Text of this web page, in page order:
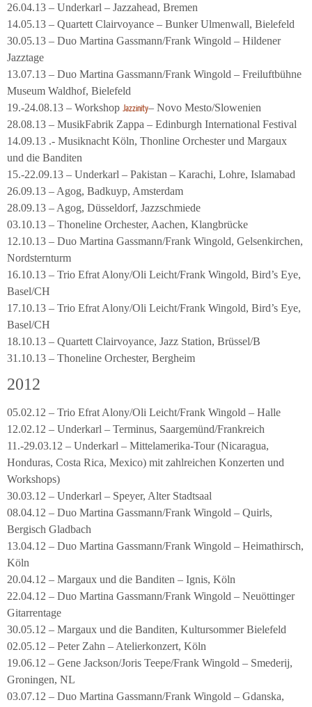
26.04.13 – Underkarl – Jazzahead, Bremen
14.05.13 – Quartett Clairvoyance – Bunker Ulmenwall, Bielefeld
30.05.13 – Duo Martina Gassmann/Frank Wingold – Hildener
Jazztage
13.07.13 – Duo Martina Gassmann/Frank Wingold – Freiluftbühne
Museum Waldhof, Bielefeld
19.-24.08.13 – Workshop Jazzinity– Novo Mesto/Slowenien
28.08.13 – MusikFabrik Zappa – Edinburgh International Festival
14.09.13 .- Musiknacht Köln, Thonline Orchester und Margaux
und die Banditen
15.-22.09.13 – Underkarl – Pakistan – Karachi, Lohre, Islamabad
26.09.13 – Agog, Badkuyp, Amsterdam
28.09.13 – Agog, Düsseldorf, Jazzschmiede
03.10.13 – Thoneline Orchester, Aachen, Klangbrücke
12.10.13 – Duo Martina Gassmann/Frank Wingold, Gelsenkirchen,
Nordsternturm
16.10.13 – Trio Efrat Alony/Oli Leicht/Frank Wingold, Bird’s Eye,
Basel/CH
17.10.13 – Trio Efrat Alony/Oli Leicht/Frank Wingold, Bird’s Eye,
Basel/CH
18.10.13 – Quartett Clairvoyance, Jazz Station, Brüssel/B
31.10.13 – Thoneline Orchester, Bergheim
2012
05.02.12 – Trio Efrat Alony/Oli Leicht/Frank Wingold – Halle
12.02.12 – Underkarl – Terminus, Saargemünd/Frankreich
11.-29.03.12 – Underkarl – Mittelamerika-Tour (Nicaragua,
Honduras, Costa Rica, Mexico) mit zahlreichen Konzerten und
Workshops)
30.03.12 – Underkarl – Speyer, Alter Stadtsaal
08.04.12 – Duo Martina Gassmann/Frank Wingold – Quirls,
Bergisch Gladbach
13.04.12 – Duo Martina Gassmann/Frank Wingold – Heimathirsch,
Köln
20.04.12 – Margaux und die Banditen – Ignis, Köln
22.04.12 – Duo Martina Gassmann/Frank Wingold – Neuöttinger
Gitarrentage
30.05.12 – Margaux und die Banditen, Kultursommer Bielefeld
02.05.12 – Peter Zahn – Atelierkonzert, Köln
19.06.12 – Gene Jackson/Joris Teepe/Frank Wingold – Smederij,
Groningen, NL
03.07.12 – Duo Martina Gassmann/Frank Wingold – Gdanska,